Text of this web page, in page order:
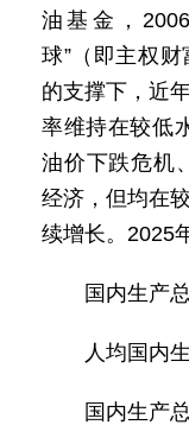
油基金，
球”（即主权
的支撑下，近
率维持在较低
油价下跌危机
经济，但均在
续增长。2025
国内生产
人均国内
国内生产